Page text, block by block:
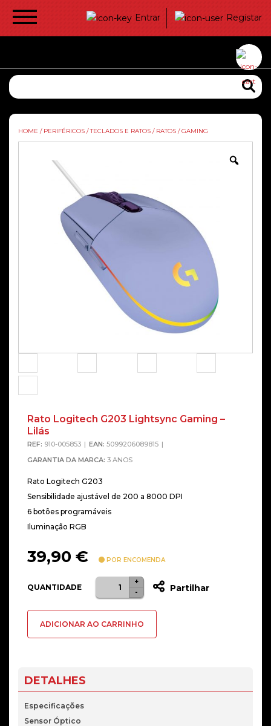
Entrar Registar
HOME / PERIFÉRICOS / TECLADOS E RATOS / RATOS / GAMING
Rato Logitech G203 Lightsync Gaming –
Lilás
REF: 910-005853 EAN: 5099206089815
GARANTIA DA MARCA: 3 ANOS
Rato Logitech G203
Sensibilidade ajustável de 200 a 8000 DPI
6 botões programáveis
Iluminação RGB
39,90 € POR ENCOMENDA
QUANTIDADE
Quantidade
de
Logitech
-
-
+
Partilhar
ADICIONAR AO CARRINHO
DETALHES
Especificações
Sensor Óptico